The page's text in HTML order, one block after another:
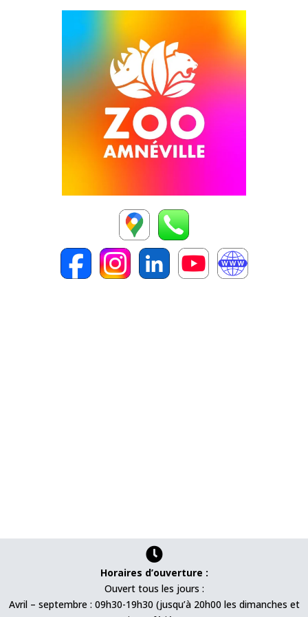

Horaires d’ouverture :
Ouvert tous les jours :
Avril – septembre : 09h30-19h30 (jusqu’à 20h00 les dimanches et